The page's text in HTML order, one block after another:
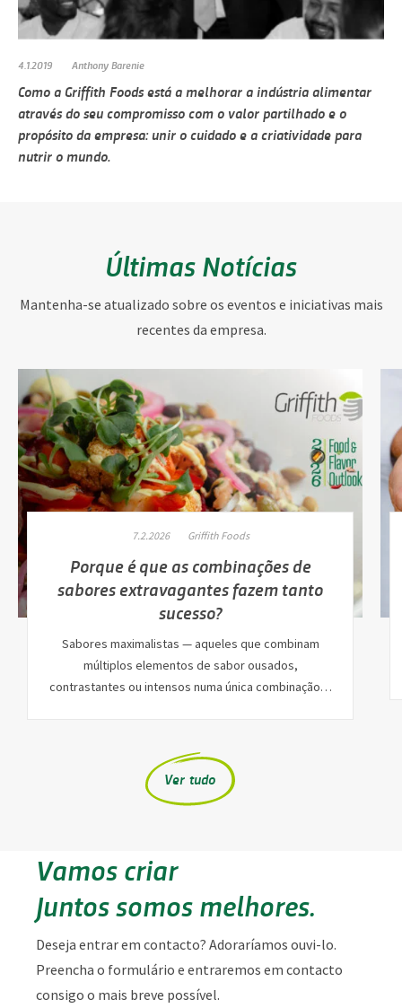
4.1.2019 Anthony Barenie
Como a Griffith Foods está a melhorar a indústria alimentar
através do seu compromisso com o valor partilhado e o
propósito da empresa: unir o cuidado e a criatividade para
nutrir o mundo.
Últimas Notícias
Mantenha-se atualizado sobre os eventos e iniciativas mais
recentes da empresa.
7.2.2026 Griffith Foods
Porque é que as combinações de
sabores extravagantes fazem tanto
sucesso?
Sabores maximalistas — aqueles que combinam
múltiplos elementos de sabor ousados,
contrastantes ou intensos numa única combinação…
Ver tudo
Vamos criar
Juntos somos melhores.
Deseja entrar em contacto? Adoraríamos ouvi-lo.
Preencha o formulário e entraremos em contacto
consigo o mais breve possível.